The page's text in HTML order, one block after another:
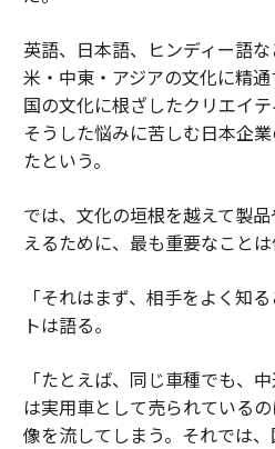
英語、日本語、ヒンディー語
米・中東・アジアの文化に精
国の文化に根ざしたクリエイテ
そうした悩みに苦しむ日本企
たという。
では、文化の垣根を越えて製
えるために、最も重要なことは
「それはまず、相手をよく知
トは語る。
「たとえば、同じ車種でも、
は実用車として売られている
像を流してしまう。それでは